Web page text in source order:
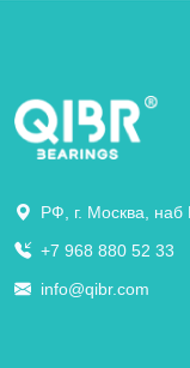
РФ, г. Москва,
+7 968 880 52 33
info@qibr.com